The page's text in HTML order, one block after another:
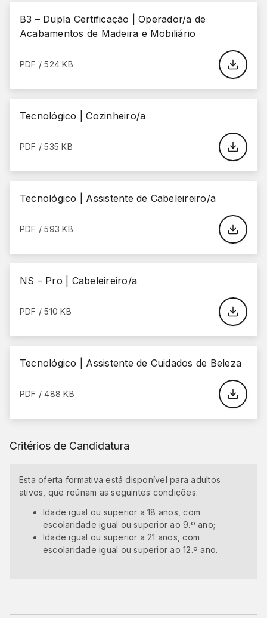
B3 – Dupla Certificação | Operador/a de
Acabamentos de Madeira e Mobiliário
PDF / 524 KB
Tecnológico | Cozinheiro/a
PDF / 535 KB
Tecnológico | Assistente de Cabeleireiro/a
PDF / 593 KB
NS – Pro | Cabeleireiro/a
PDF / 510 KB
Tecnológico | Assistente de Cuidados de Beleza
PDF / 488 KB
Critérios de Candidatura
Esta oferta formativa está disponível para adultos
ativos, que reúnam as seguintes condições:
Idade igual ou superior a 18 anos, com
escolaridade igual ou superior ao 9.º ano;
Idade igual ou superior a 21 anos, com
escolaridade igual ou superior ao 12.º ano.